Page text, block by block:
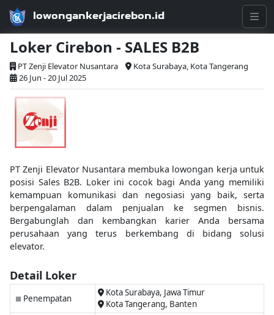
lowongankerjacirebon.id
Loker Cirebon - SALES B2B
PT Zenji Elevator Nusantara
Kota Surabaya, Kota Tangerang
26 Jun - 20 Jul 2025
PT Zenji Elevator Nusantara membuka lowongan kerja untuk
posisi Sales B2B. Loker ini cocok bagi Anda yang memiliki
kemampuan komunikasi dan negosiasi yang baik, serta
berpengalaman dalam penjualan ke segmen bisnis.
Bergabunglah dan kembangkan karier Anda bersama
perusahaan yang terus berkembang di bidang solusi
elevator.
Detail Loker
■ Penempatan
Kota Surabaya, Jawa Timur
Kota Tangerang, Banten